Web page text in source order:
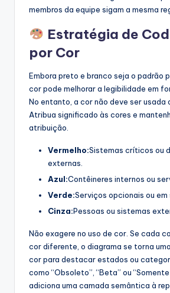
membros da equipe sigam a mesma
Estratégia de
por Cor
Embora preto e branco seja o padrão
cor pode melhorar a legibilidade em
No entanto, a cor não deve ser usada
Atribua significado às cores e
atribuição.
Vermelho:Sistemas críticos ou
externas.
Azul:Contêineres internos ou
Verde:Serviços opcionais ou em
Cinza:Pessoas ou sistemas
Não exagere no uso de cor. Se cada
cor diferente, o diagrama se torna
cor para destacar estados ou
como “Obsoleto”, “Beta” ou
adiciona uma camada semântica à